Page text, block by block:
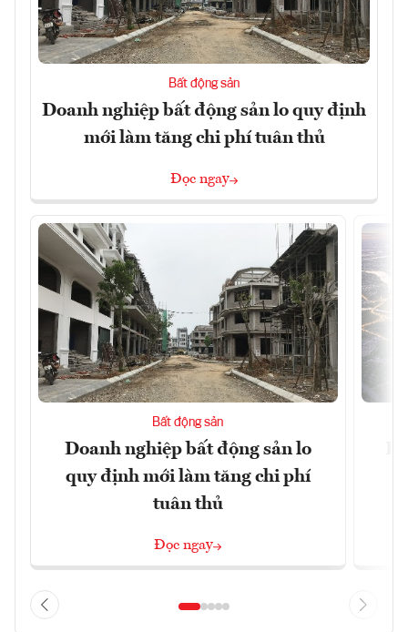
Bất động sản
Doanh nghiệp bất động sản lo quy định
mới làm tăng chi phí tuân thủ
Đọc ngay
Bất động sản
Doanh nghiệp bất động sản lo
quy định mới làm tăng chi phí
tuân thủ
Đọc ngay